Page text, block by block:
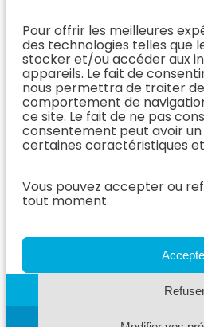
Pour offrir les meilleures
des technologies telles que
stocker et/ou accéder aux
appareils. Le fait de
nous permettra de traiter
comportement de
ce site. Le fait de ne pas
consentement peut avoir
certaines caractéristiques
Vous pouvez accepter ou
tout moment.
Prendre
rendez-vous
Après mon
rendez-vous
Espace
Vétérinaire
cas
Nous rejoindre
AzurVet
(Chirurgie
ORL
L’Équipe
ORL
ORL)
L’Équipe
En Savoir